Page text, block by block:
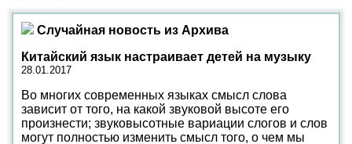
Случайная новость из Архива
Китайский язык настраивает детей на музыку
28.01.2017
Во многих современных языках смысл слова
зависит от того, на какой звуковой высоте его
произнести; звуковысотные вариации слогов и слов
могут полностью изменить смысл того, о чем мы